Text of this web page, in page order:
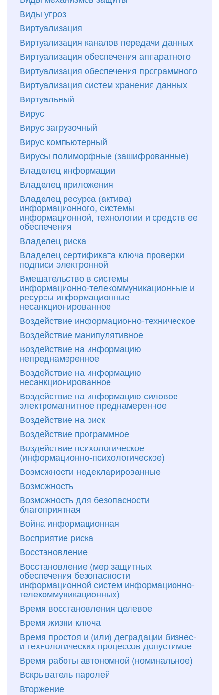
Виды угроз
Виртуализация
Виртуализация каналов передачи данных
Виртуализация обеспечения аппаратного
Виртуализация обеспечения программного
Виртуализация систем хранения данных
Виртуальный
Вирус
Вирус загрузочный
Вирус компьютерный
Вирусы полиморфные (зашифрованные)
Владелец информации
Владелец приложения
Владелец ресурса (актива)
информационного, системы
информационной, технологии и средств ее
обеспечения
Владелец риска
Владелец сертификата ключа проверки
подписи электронной
Вмешательство в системы
информационно-телекоммуникационные и
ресурсы информационные
несанкционированное
Воздействие информационно-техническое
Воздействие манипулятивное
Воздействие на информацию
непреднамеренное
Воздействие на информацию
несанкционированное
Воздействие на информацию силовое
электромагнитное преднамеренное
Воздействие на риск
Воздействие программное
Воздействие психологическое
(информационно-психологическое)
Возможности недекларированные
Возможность
Возможность для безопасности
благоприятная
Война информационная
Восприятие риска
Восстановление
Восстановление (мер защитных
обеспечения безопасности
информационной систем информационно-
телекоммуникационных)
Время восстановления целевое
Время жизни ключа
Время простоя и (или) деградации бизнес-
и технологических процессов допустимое
Время работы автономной (номинальное)
Вскрыватель паролей
Вторжение